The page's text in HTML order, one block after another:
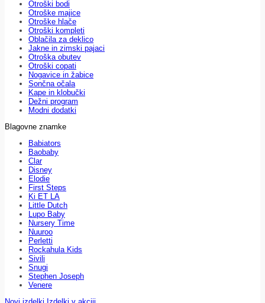
Otroški bodi
Otroške majice
Otroške hlače
Otroški kompleti
Oblačila za deklico
Jakne in zimski pajaci
Otroška obutev
Otroški copati
Nogavice in žabice
Sončna očala
Kape in klobučki
Dežni program
Modni dodatki
Blagovne znamke
Babiators
Baobaby
Clar
Disney
Elodie
First Steps
Ki ET LA
Little Dutch
Lupo Baby
Nursery Time
Nuuroo
Perletti
Rockahula Kids
Sivili
Snugi
Stephen Joseph
Venere